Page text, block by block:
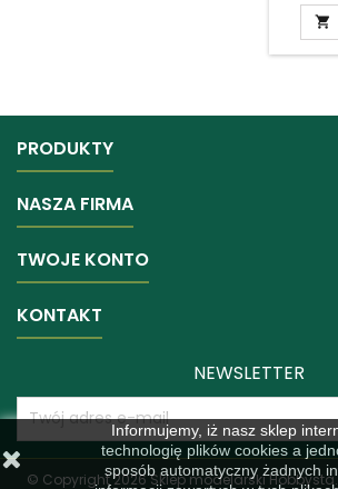

PRODUKTY
NASZA FIRMA
TWOJE KONTO
KONTAKT
Informujemy, iż nasz sklep
technologię plików cookies a
sposób automatyczny żadnych
NEWSLETTER
© Copyright 2026 Sklep modelarski